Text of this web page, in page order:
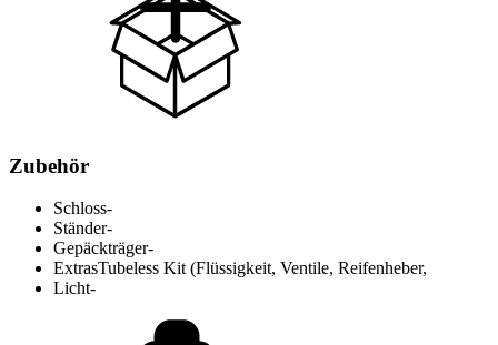
Zubehör
Schloss-
Ständer-
Gepäckträger-
ExtrasTubeless Kit (Flüssigkeit, Ventile, Reifenheber,
Licht-